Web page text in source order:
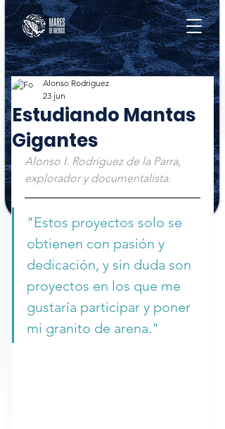
Estudiando Mantas
Gigantes
Alonso Rodriguez
23 jun
Alonso I. Rodríguez de la Parra,
explorador y documentalista.
"Estos proyectos solo se
obtienen con pasión y
dedicación, y sin duda son
proyectos en los que me
gustaría participar y poner
mi granito de arena."